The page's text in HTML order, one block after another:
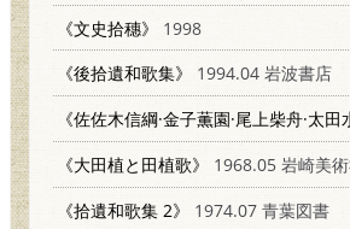
《文史拾穗》
1998
《後拾遺和歌集》
1994.04 岩波書店
《大田植と田植歌》
1968.05 岩崎美
《拾遺和歌集 2》
1974.07 青葉図書